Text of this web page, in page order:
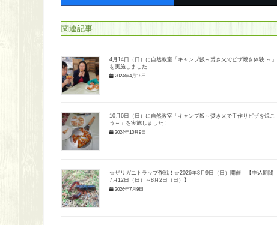
関連記事
4月14日（日）に自然教室「キャンプ飯～焚き火でピザ焼き体験 ～」
を実施しました！
2024年4月18日
10月6日（日）に自然教室「キャンプ飯～焚き火で手作りピザを焼こ
う～」を実施しました！
2024年10月9日
☆ザリガニトラップ作戦！☆2026年8月9日（日）開催 【申込期間：
7月12日（日）～8月2日（日）】
2026年7月9日